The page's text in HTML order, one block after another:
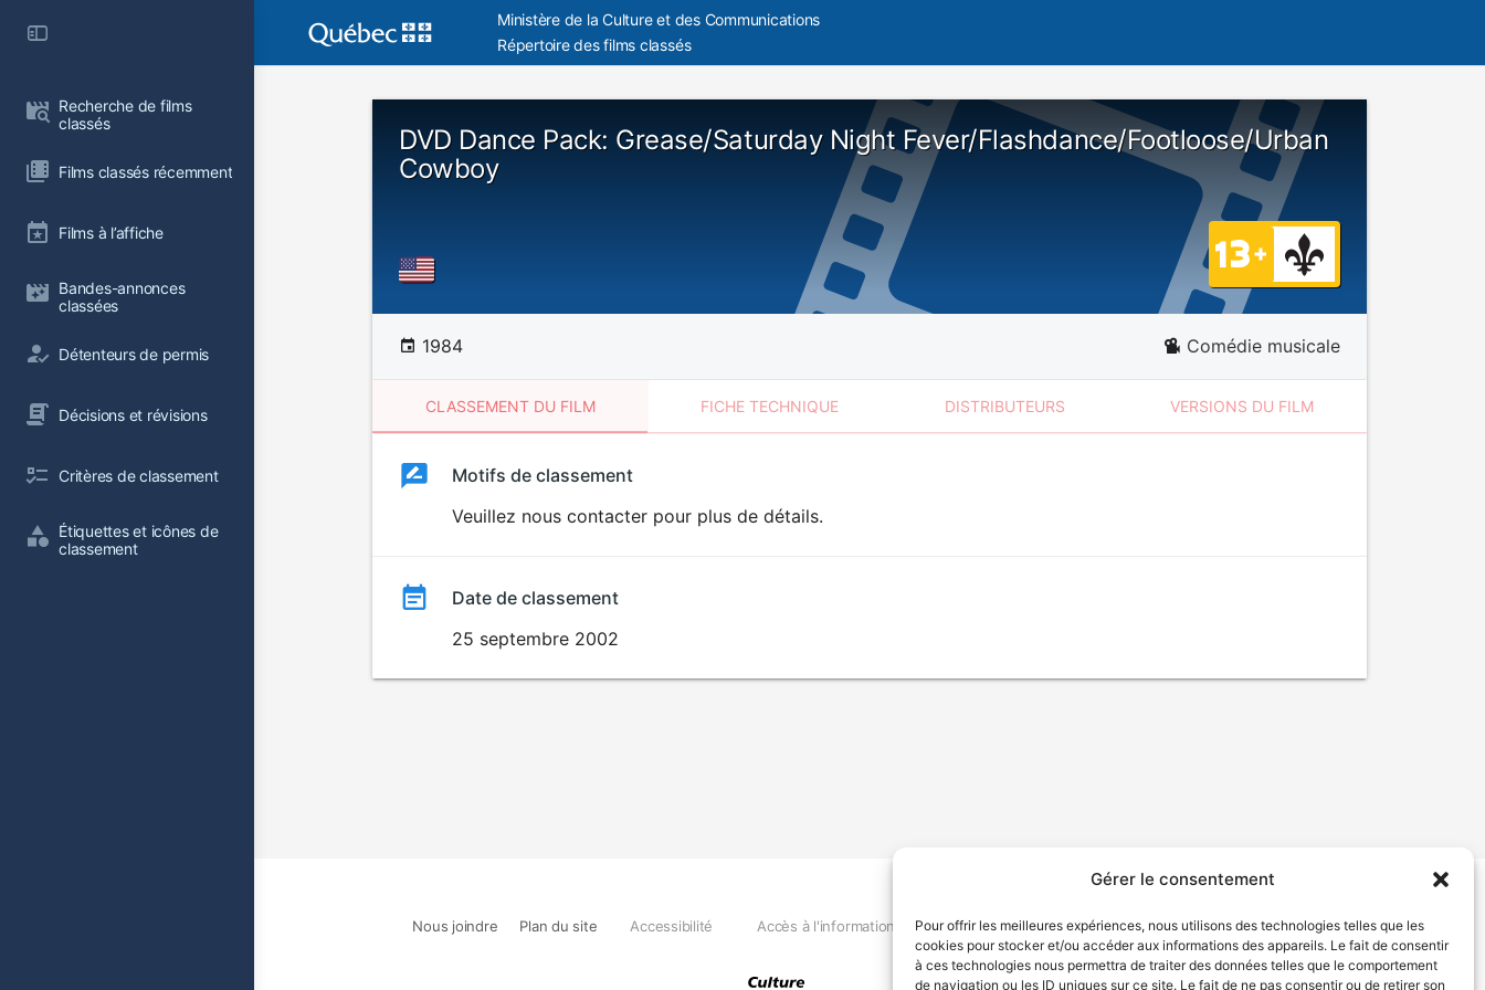
Gérer le consentement
Pour offrir les meilleures expériences, nous utilisons des technologies telles que les
cookies pour stocker et/ou accéder aux informations des appareils. Le fait de consentir
à ces technologies nous permettra de traiter des données telles que le comportement
de navigation ou les ID uniques sur ce site. Le fait de ne pas consentir ou de retirer son
Recherche de films
classés
Films classés récemment
Films à l’affiche
Bandes-annonces
classées
Détenteurs de permis
Décisions et révisions
Critères de classement
Étiquettes et icônes de
classement
Ministère de la Culture et des Communications
Répertoire des films classés
DVD Dance Pack: Grease/Saturday Night Fever/Flashdance/Footloose/Urban
Cowboy
1984 Comédie musicale
CLASSEMENT DU FILM FICHE TECHNIQUE DISTRIBUTEURS VERSIONS DU FILM
ClassementClassement
Motifs de classement
Veuillez nous contacter pour plus de détails.
Date de classement
25 septembre 2002
Nous joindre Plan du site Accessibilité Accès à l'information Déclaration de services Politique de confidentialité